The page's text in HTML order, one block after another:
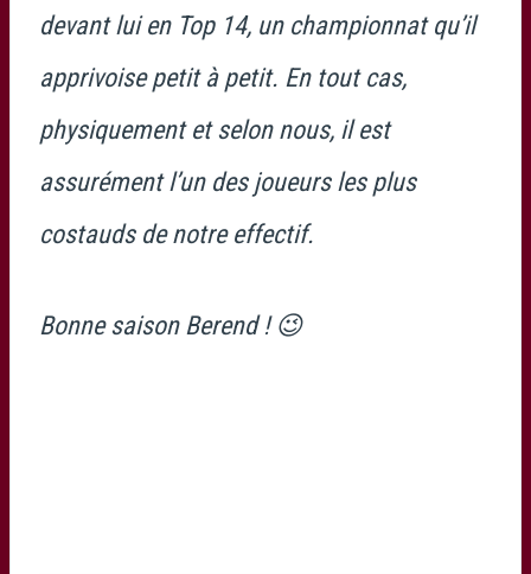
devant lui en Top 14, un championnat qu’il
apprivoise petit à petit. En tout cas,
physiquement et selon nous, il est
assurément l’un des joueurs les plus
costauds de notre effectif.
Bonne saison Berend ! 😉